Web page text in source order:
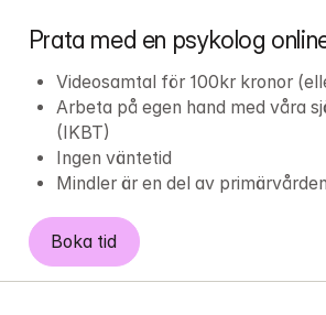
Prata med en psykolog
Videosamtal för 100kr kronor
Arbeta på egen hand med våra
(IKBT)
Ingen väntetid
Mindler är en del av primärvården
Boka tid